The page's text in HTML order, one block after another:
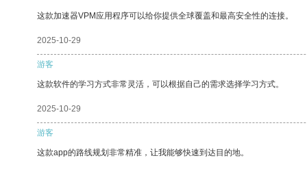
这款加速器VPM应用程序可以给你提供全球覆盖和最高安全性的连接。
2025-10-29
游客
这款软件的学习方式非常灵活，可以根据自己的需求选择学习方式。
2025-10-29
游客
这款app的路线规划非常精准，让我能够快速到达目的地。